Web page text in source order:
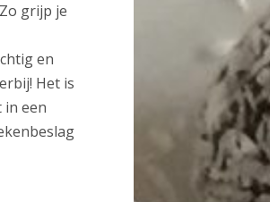
grijp je
en
Het is
in een